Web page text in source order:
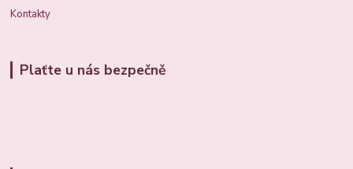
Kontakty
Plaťte u nás bezpečně